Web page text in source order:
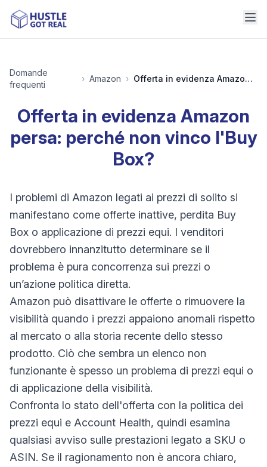
Domande
frequenti
› Amazon › Offerta in evidenza Amazon persa: perché non vinco l'Buy Box?
Offerta in evidenza Amazon
persa: perché non vinco l'Buy
Box?
I problemi di Amazon legati ai prezzi di solito si
manifestano come offerte inattive, perdita Buy
Box o applicazione di prezzi equi. I venditori
dovrebbero innanzitutto determinare se il
problema è pura concorrenza sui prezzi o
un’azione politica diretta.
Amazon può disattivare le offerte o rimuovere la
visibilità quando i prezzi appaiono anomali rispetto
al mercato o alla storia recente dello stesso
prodotto. Ciò che sembra un elenco non
funzionante è spesso un problema di prezzi equi o
di applicazione della visibilità.
Confronta lo stato dell'offerta con la politica dei
prezzi equi e Account Health, quindi esamina
qualsiasi avviso sulle prestazioni legato a SKU o
ASIN. Se il ragionamento non è ancora chiaro,